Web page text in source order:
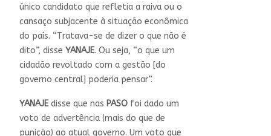
único candidato que refletia a raiva ou o
cansaço subjacente à situação econômica
do país. “Tratava-se de dizer o que não é
dito”, disse YANAJE. Ou seja, “o que um
cidadão revoltado com a gestão [do
governo central] poderia pensar”.
YANAJEdisse que nas PASOfoi dado um
voto de advertência (mais do que de
punição) ao atual governo. Um voto que